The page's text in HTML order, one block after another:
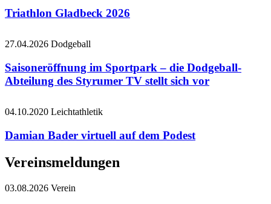
Triathlon Gladbeck 2026
27.04.2026 Dodgeball
Saisoneröffnung im Sportpark – die Dodgeball-
Abteilung des Styrumer TV stellt sich vor
04.10.2020 Leichtathletik
Damian Bader virtuell auf dem Podest
Vereinsmeldungen
03.08.2026 Verein